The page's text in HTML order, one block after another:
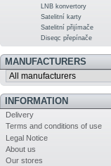
LNB konvertory
Satelitní karty
Satelitní přijímače
Diseqc přepínače
MANUFACTURERS
INFORMATION
Delivery
Terms and conditions of use
Legal Notice
About us
Our stores